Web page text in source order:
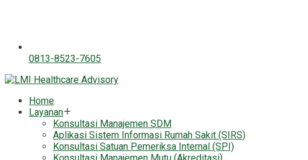
0813-8523-7605
Home
Layanan
Konsultasi Manajemen SDM
Aplikasi Sistem Informasi Rumah Sakit (SIRS)
Konsultasi Satuan Pemeriksa Internal (SPI)